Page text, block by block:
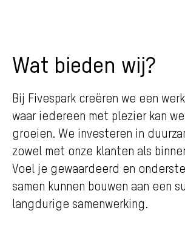
Wat bieden wij?
Bij Fivespark creëren we een
waar iedereen met plezier kan
groeien. We investeren in
zowel met onze klanten als
Voel je gewaardeerd en
samen kunnen bouwen aan een
langdurige samenwerking.